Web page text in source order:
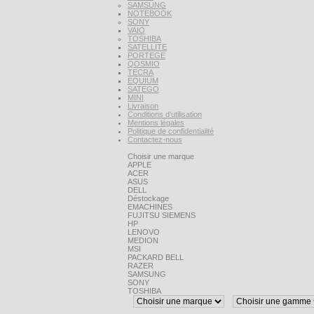
SAMSUNG
NOTEBOOK
SONY
VAIO
TOSHIBA
SATELLITE
PORTEGE
QOSMIO
TECRA
EQUIUM
SATEGO
MINI
Livraison
Conditions d'utilisation
Mentions légales
Politique de confidentialité
Contactez-nous
Choisir une marque
APPLE
ACER
ASUS
DELL
Déstockage
EMACHINES
FUJITSU SIEMENS
HP
LENOVO
MEDION
MSI
PACKARD BELL
RAZER
SAMSUNG
SONY
TOSHIBA